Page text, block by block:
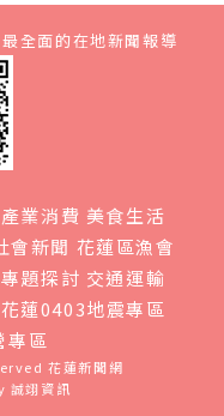
全面的在地新聞報導
產業消費 美食生活
會新聞 花蓮區漁會
專題探討 交通運輸
花蓮0403地震專區
專區
花蓮新聞網
誠翊資訊